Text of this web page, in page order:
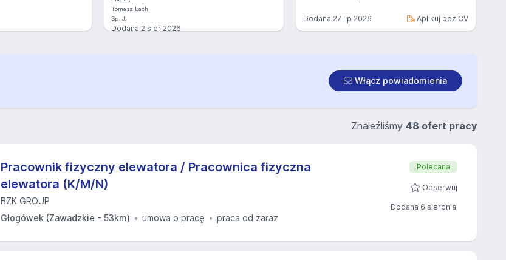
Dodana 2 sier 2026
Dodana 27 lip 2026 Aplikuj bez CV
Włącz powiadomienia
Znaleźliśmy 48 ofert pracy
Pracownik fizyczny elewatora / Pracownica fizyczna
elewatora (K/M/N)
BZK GROUP
Głogówek (Zawadzkie - 53km)
umowa o pracę praca od zaraz
Polecana
Obserwuj
Dodana 6 sierpnia